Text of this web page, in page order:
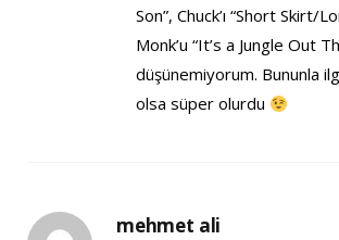
Son”, Chuck’ı “Short Skirt/
Monk’u “It’s a Jungle Out
düşünemiyorum. Bununla
olsa süper olurdu
mehmet ali